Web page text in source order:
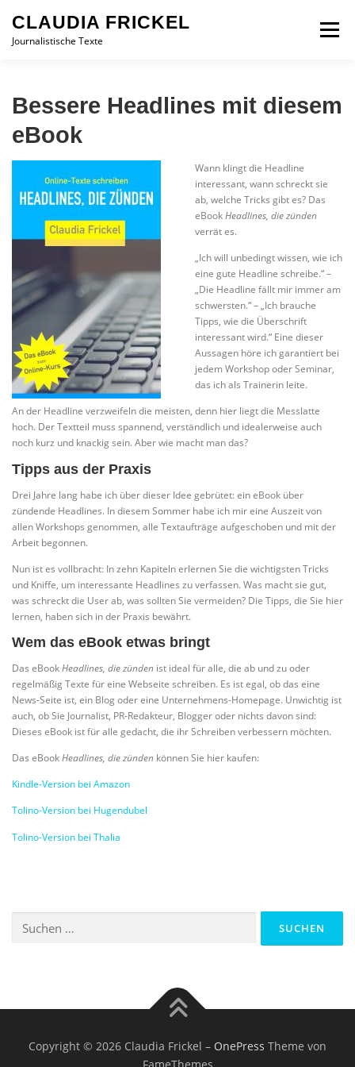
Inhalt
springen
CLAUDIA FRICKEL
Journalistische Texte
Menü
DATENSCHUTZ
Bessere Headlines mit diesem
eBook
Wann klingt die Headline
interessant, wann schreckt sie
ab, welche Tricks gibt es? Das
eBookHeadlines, die zünden
verrät es.
„Ich will unbedingt wissen, wie ich
eine gute Headline schreibe.“ –
„Die Headline fällt mir immer am
schwersten.“ – „Ich brauche
Tipps, wie die Überschrift
interessant wird.“ Eine dieser
Aussagen höre ich garantiert bei
jedem Workshop oder Seminar,
das ich als Trainerin leite.
An der Headline verzweifeln die meisten, denn hier liegt die Messlatte
hoch. Der Textteil muss spannend, verständlich und idealerweise auch
noch kurz und knackig sein. Aber wie macht man das?
Tipps aus der Praxis
Drei Jahre lang habe ich über dieser Idee gebrütet: ein eBook über
zündende Headlines. In diesem Sommer habe ich mir eine Auszeit von
allen Workshops genommen, alle Textaufträge aufgeschoben und mit der
Arbeit begonnen.
Nun ist es vollbracht: In zehn Kapiteln erlernen Sie die wichtigsten Tricks
und Kniffe, um interessante Headlines zu verfassen. Was macht sie gut,
was schreckt die User ab, was sollten Sie vermeiden? Die Tipps, die Sie hier
lernen, haben sich in der Praxis bewährt.
Wem das eBook etwas bringt
Das eBookHeadlines, die zünden ist ideal für alle, die ab und zu oder
regelmäßig Texte für eine Webseite schreiben. Es ist egal, ob das eine
News-Seite ist, ein Blog oder eine Unternehmens-Homepage. Unwichtig ist
auch, ob Sie Journalist, PR-Redakteur, Blogger oder nichts davon sind:
Dieses eBook ist für alle gedacht, die ihr Schreiben verbessern möchten.
Das eBookHeadlines, die zünden können Sie hier kaufen:
Kindle-Version bei Amazon
Tolino-Version bei Hugendubel
Tolino-Version bei Thalia
nach:
Copyright © 2026 Claudia Frickel – OnePress Theme von
FameThemes